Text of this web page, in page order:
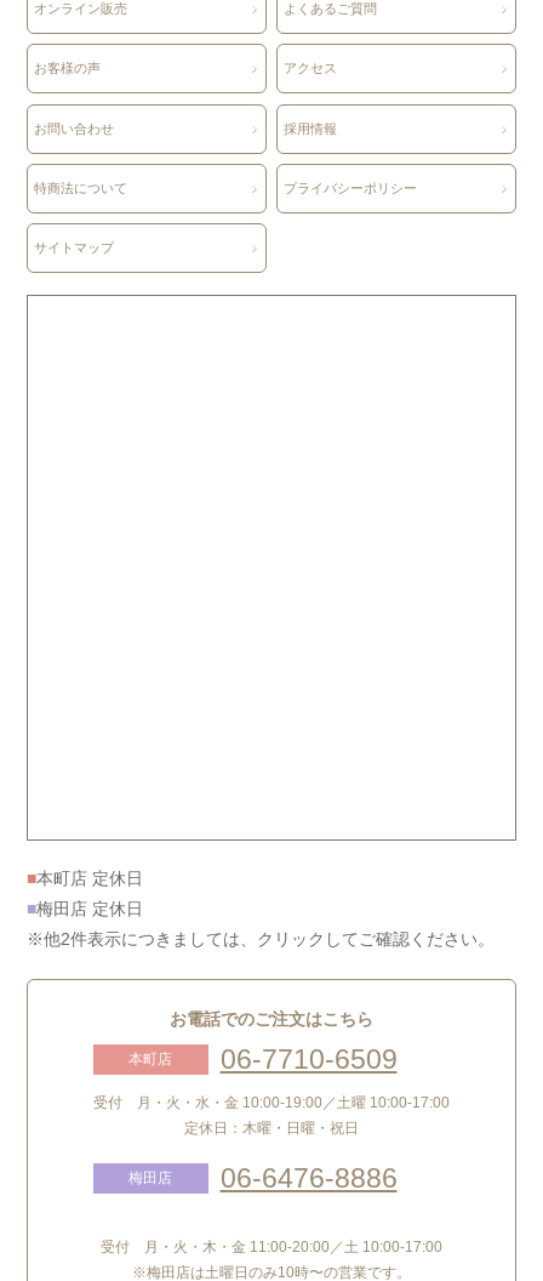
オンライン販売 よくあるご質問
お客様の声 アクセス
お問い合わせ 採用情報
特商法について プライバシーポリシー
サイトマップ
■本町店 定休日
■梅田店 定休日
※他2件表示につきましては、クリックしてご確認ください。
お電話でのご注文はこちら
本町店 06-7710-6509
受付 月・火・水・金 10:00-19:00／土曜 10:00-17:00
定休日：木曜・日曜・祝日
梅田店 06-6476-8886
受付 月・火・木・金 11:00-20:00／土 10:00-17:00
※梅田店は土曜日のみ10時〜の営業です。